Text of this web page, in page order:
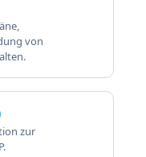
von
zur